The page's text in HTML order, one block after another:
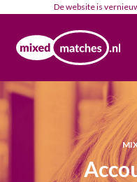
De website is